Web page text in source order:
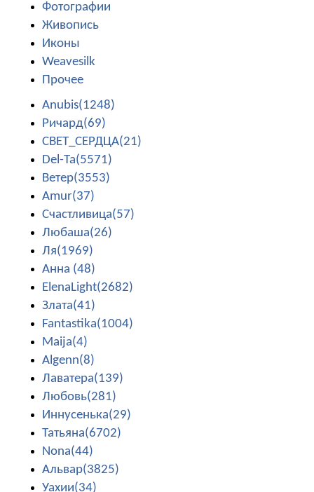
Фотографии
Живопись
Иконы
Weavesilk
Прочее
Anubis(1248)
Ричард(69)
СВЕТ_СЕРДЦА(21)
Del-Ta(5571)
Ветер(3553)
Amur(37)
Счастливица(57)
Любаша(26)
Ля(1969)
Анна (48)
ElenaLight(2682)
Злата(41)
Fantastika(1004)
Maija(4)
Algenn(8)
Лаватера(139)
Любовь(281)
Иннусенька(29)
Татьяна(6702)
Nona(44)
Альвар(3825)
Уахии(34)